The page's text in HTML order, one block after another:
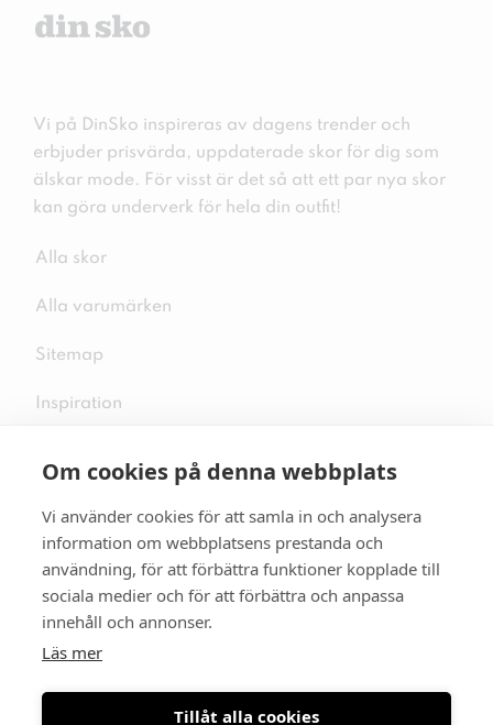
Om cookies på denna webbplats
Vi använder cookies för att samla in och analysera
information om webbplatsens prestanda och
användning, för att förbättra funktioner kopplade till
sociala medier och för att förbättra och anpassa
innehåll och annonser.
Läs mer
Tillåt alla cookies
Vi på DinSko inspireras av dagens trender och
erbjuder prisvärda, uppdaterade skor för dig som
älskar mode. För visst är det så att ett par nya skor
kan göra underverk för hela din outfit!
Alla skor
Alla varumärken
Sitemap
Inspiration
Följ oss på sociala medier
Se mer skor: skopunkten.se